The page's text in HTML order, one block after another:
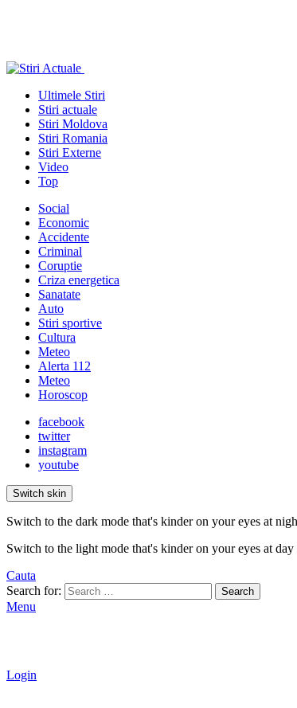
Ultimele Stiri
Stiri actuale
Stiri Moldova
Stiri Romania
Stiri Externe
Video
Top
Social
Economic
Accidente
Criminal
Coruptie
Criza energetica
Sanatate
Auto
Stiri sportive
Cultura
Meteo
Alerta 112
Meteo
Horoscop
facebook
twitter
instagram
youtube
Switch skin
Switch to the dark mode that's kinder on your eyes at
Switch to the light mode that's kinder on your eyes at day
Cauta
Search for:
Search
Menu
Login